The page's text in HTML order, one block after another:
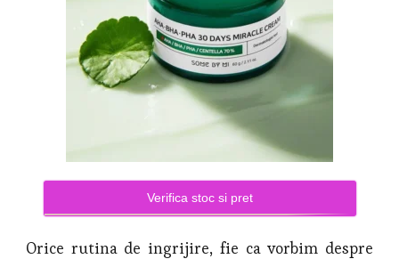
Verifica stoc si pret
Orice rutina de ingrijire, fie ca vorbim despre